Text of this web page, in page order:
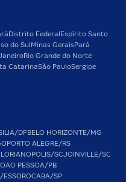
Distrito Federal Espírito Santo
do Sul Minas Gerais Pará
Rio Grande do Norte
CatarinaSão PauloSergipe
DFBELO HORIZONTE/MG
PORTO ALEGRE/RS
SCJOINVILLE/SC
PESSOA/PB
ESSOROCABA/SP